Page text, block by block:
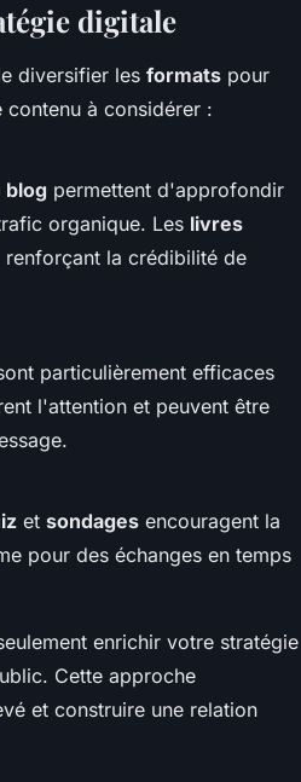
digitale
diversifier les formats pour
à considérer :
blog permettent d'approfondir
organique. Les livres
renforçant la crédibilité de
particulièrement efficaces
l'attention et peuvent être
et sondages encouragent la
pour des échanges en temps
enrichir votre stratégie
Cette approche
et construire une relation